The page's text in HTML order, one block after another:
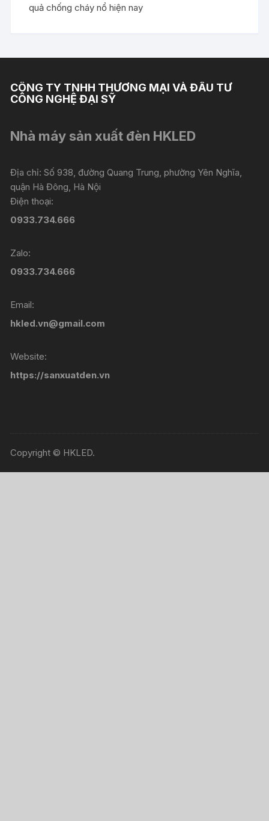
quả chống cháy nổ hiện nay
CÔNG TY TNHH THƯƠNG MẠI VÀ ĐẦU TƯ
CÔNG NGHỆ ĐẠI SỸ
Nhà máy sản xuất đèn HKLED
Địa chỉ: Số 938, đường Quang Trung, phường Yên Nghĩa,
quận Hà Đông, Hà Nội
Điện thoại:
0933.734.666
Zalo:
0933.734.666
Email:
hkled.vn@gmail.com
Website:
https://sanxuatden.vn
Copyright © HKLED.